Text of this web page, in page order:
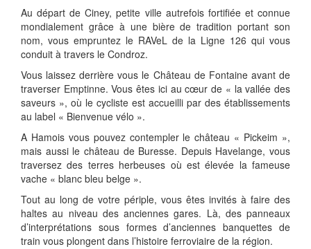
Au départ de Ciney, petite ville autrefois fortifiée et connue
mondialement grâce à une bière de tradition portant son
nom, vous empruntez le RAVeL de la Ligne 126 qui vous
conduit à travers le Condroz.
Vous laissez derrière vous le Château de Fontaine avant de
traverser Emptinne. Vous êtes ici au cœur de « la vallée des
saveurs », où le cycliste est accueilli par des établissements
au label « Bienvenue vélo ».
A Hamois vous pouvez contempler le château « Pickeim »,
mais aussi le château de Buresse. Depuis Havelange, vous
traversez des terres herbeuses où est élevée la fameuse
vache « blanc bleu belge ».
Tout au long de votre périple, vous êtes invités à faire des
haltes au niveau des anciennes gares. Là, des panneaux
d’interprétations sous formes d’anciennes banquettes de
train vous plongent dans l’histoire ferroviaire de la région.